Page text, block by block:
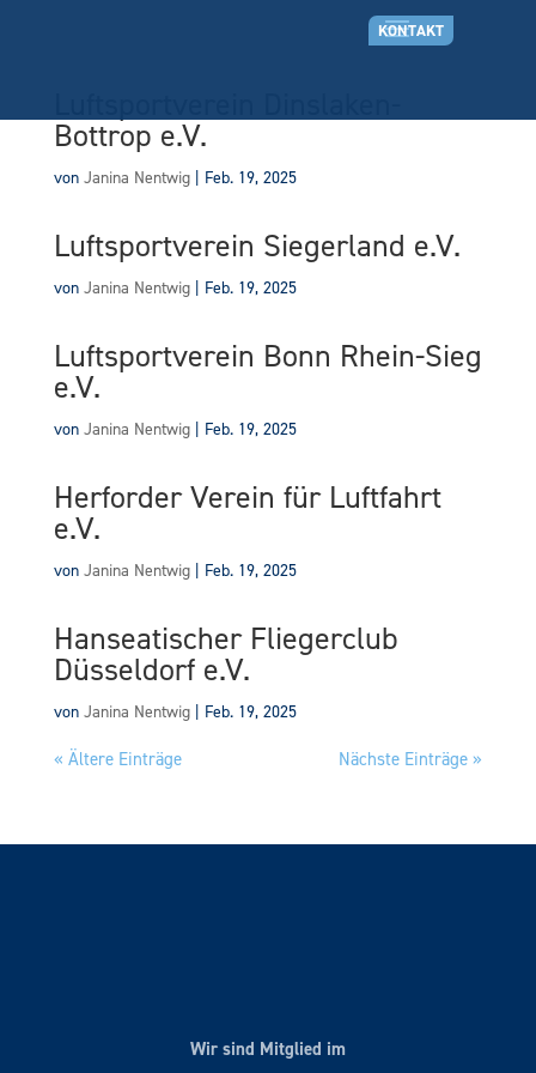
KONTAKT
Bottrop e.V.
von Janina Nentwig| Feb. 19, 2025
Luftsportverein Siegerland e.V.
von Janina Nentwig| Feb. 19, 2025
Luftsportverein Bonn Rhein-Sieg
e.V.
von Janina Nentwig| Feb. 19, 2025
Herforder Verein für Luftfahrt
e.V.
von Janina Nentwig| Feb. 19, 2025
Hanseatischer Fliegerclub
Düsseldorf e.V.
von Janina Nentwig| Feb. 19, 2025
« Ältere Einträge Nächste Einträge »
Wir sind Mitglied im